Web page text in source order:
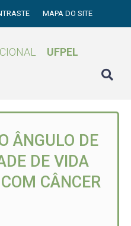
MAPA DO SITE
UFPEL
ÂNGULO DE
DE VIDA
CÂNCER